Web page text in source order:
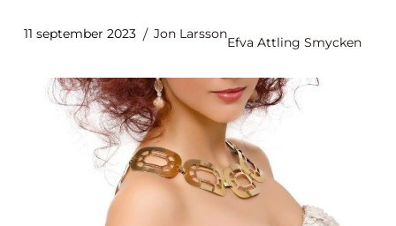
11 september 2023 Jon Larsson
Efva Attling Smycken